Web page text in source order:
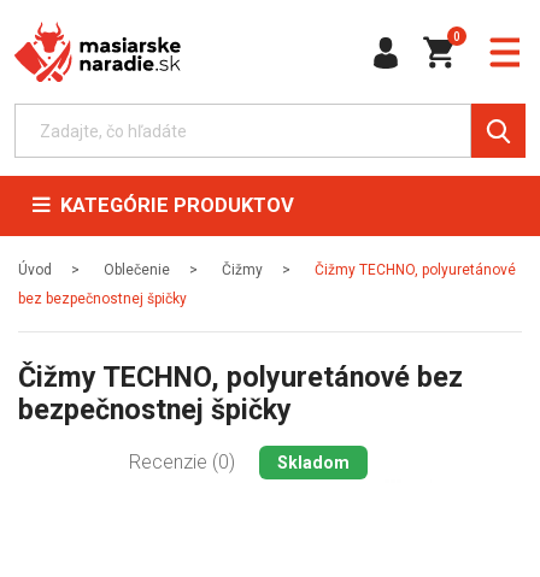
0
KATEGÓRIE PRODUKTOV
Úvod Oblečenie Čižmy
Čižmy TECHNO, polyuretánové
bez bezpečnostnej špičky
Čižmy TECHNO, polyuretánové bez
bezpečnostnej špičky
Recenzie (0) Skladom